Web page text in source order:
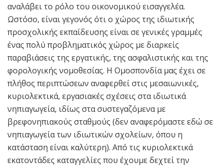
αναλάβει το ρόλο του οικονομικού εισαγγελέα.
Ωστόσο, είναι γεγονός ότι ο χώρος της ιδιωτικής
προσχολικής εκπαίδευσης είναι σε γενικές γραμμές
ένας πολύ προβληματικός χώρος με διαρκείς
παραβιάσεις της εργατικής, της ασφαλιστικής και της
φορολογικής νομοθεσίας. Η Ομοσπονδία μας έχει σε
πλήθος περιπτώσεων αναφερθεί στις μεσαιωνικές,
κυριολεκτικά, εργασιακές σχέσεις στα ιδιωτικά
νηπιαγωγεία, ιδίως στα συστεγαζόμενα με
βρεφονηπιακούς σταθμούς (δεν αναφερόμαστε εδώ σε
νηπιαγωγεία των ιδιωτικών σχολείων, όπου η
κατάσταση είναι καλύτερη). Από τις κυριολεκτικά
εκατοντάδες καταγγελίες που έχουμε δεχτεί την